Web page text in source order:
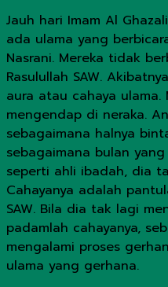
Jauh hari Imam Al
ada ulama yang
Nasrani. Mereka tidak
Rasulullah SAW.
aura atau cahaya
mengendap di neraka.
sebagaimana halnya
sebagaimana bulan
seperti ahli ibadah, dia
Cahayanya adalah
SAW. Bila dia tak lagi
padamlah cahayanya,
mengalami proses
ulama yang gerhana.